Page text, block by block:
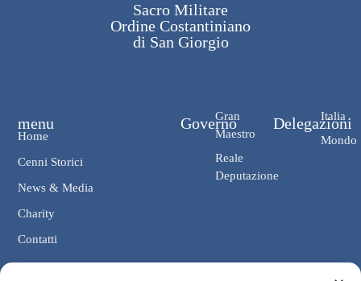
Sacro Militare
Ordine Costantiniano
di San Giorgio
Governo
Gran
Maestro
Reale
Deputazione
Delegazioni
Italia
Mondo
menu
Home
Cenni Storici
News & Media
Charity
Contatti